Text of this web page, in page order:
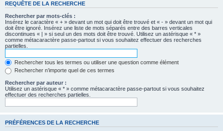
REQUÊTE DE LA RECHERCHE
Rechercher par mots-clés :
Insérez le caractère « + » devant un mot qui doit être trouvé et « - » devant un mot qui
doit être ignoré. Insérez une liste de mots séparés entre des barres verticales
discontinues « | » si seul un des mots doit être trouvé. Utilisez un astérisque « * »
comme métacaractère passe-partout si vous souhaitez effectuer des recherches
partielles.
Rechercher tous les termes ou utiliser une question comme élément
Rechercher n’importe quel de ces termes
Rechercher par auteur :
Utilisez un astérisque « * » comme métacaractère passe-partout si vous souhaitez
effectuer des recherches partielles.
PRÉFÉRENCES DE LA RECHERCHE